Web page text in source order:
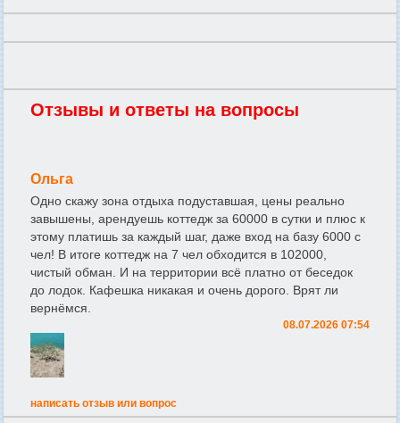
Отзывы и ответы на вопросы
Ольга
Одно скажу зона отдыха подуставшая, цены реально
завышены, арендуешь коттедж за 60000 в сутки и плюс к
этому платишь за каждый шаг, даже вход на базу 6000 с
чел! В итоге коттедж на 7 чел обходится в 102000,
чистый обман. И на территории всё платно от беседок
до лодок. Кафешка никакая и очень дорого. Врят ли
вернёмся.
08.07.2026 07:54
написать отзыв или вопрос